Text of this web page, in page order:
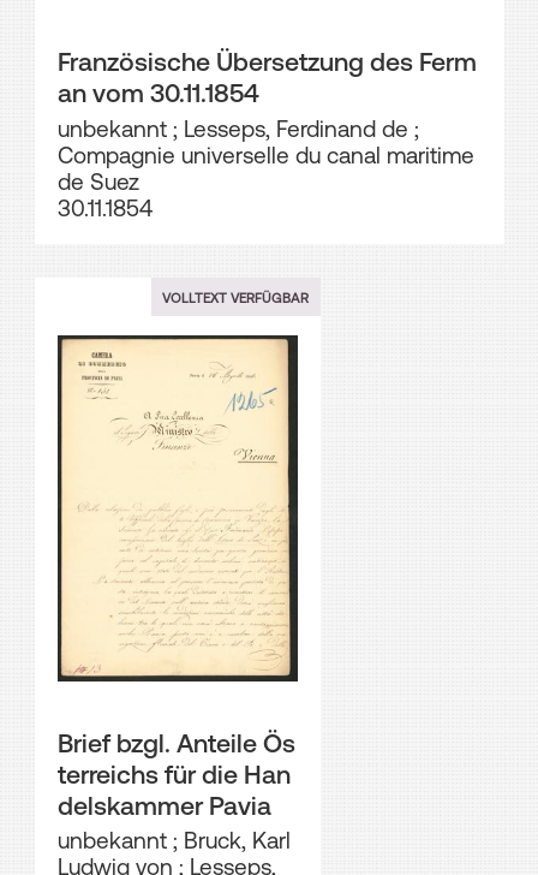
Französische Übersetzung des Ferm
an vom 30.11.1854
unbekannt; Lesseps, Ferdinand de ;
Compagnie universelle du canal maritime
de Suez
30.11.1854
VOLLTEXT VERFÜGBAR
Brief bzgl. Anteile Ös
terreichs für die Han
delskammer Pavia
unbekannt; Bruck, Karl
Ludwig von ; Lesseps,